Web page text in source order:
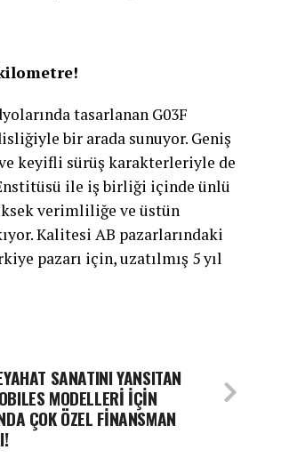
tasarlanan G03F
bir arada sunuyor. Geniş
keyifli sürüş karakterleriyle de
ile iş birliği içinde ünlü
verimliliğe ve üstün
Kalitesi AB pazarlarındaki
pazarı için, uzatılmış 5 yıl
SANATINI YANSITAN
MODELLERİ İÇİN
ÇOK ÖZEL FİNANSMAN